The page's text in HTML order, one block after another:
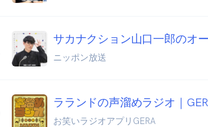
サカナクション山口一郎のオ
ニッポン放送
ラランドの声溜めラジオ｜
お笑いラジオアプリGERA